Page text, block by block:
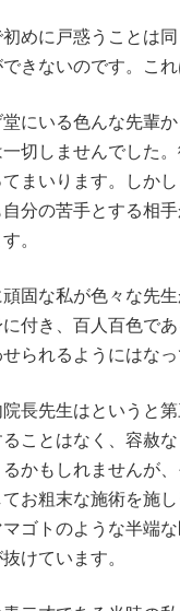
めに戸惑うことは
きないのです。こ
にいる色んな先輩
切しませんでした
てまいります。しか
自分の苦手とする相
。
固な私が色々な先生
付き、百人百色で
られるようにはな
長先生はというと
ることはなく、容赦
かもしれませんが
てお粗末な施術を施
ゴトのような半端
けています。